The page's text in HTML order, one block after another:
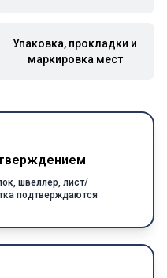
Упаковка, прокладки и
маркировка мест
швеллер, лист/
подтверждаются